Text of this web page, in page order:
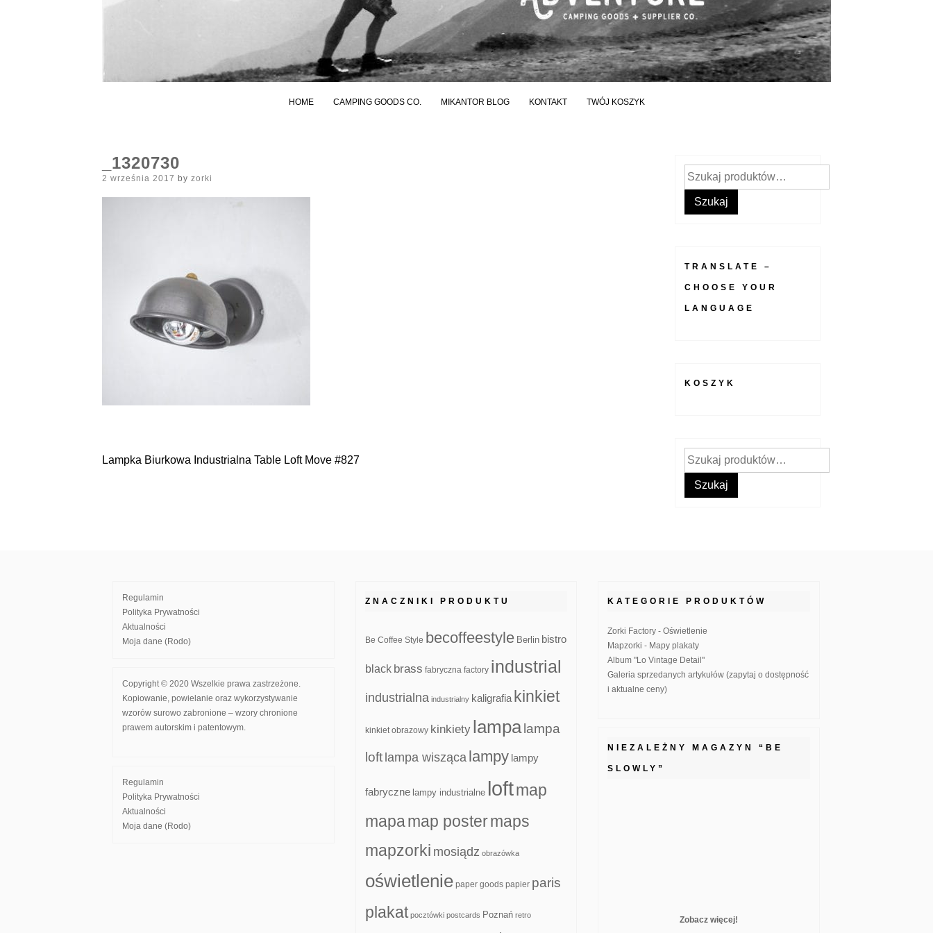
HOME CAMPING GOODS CO. MIKANTOR BLOG KONTAKT TWÓJ KOSZYK
_1320730
Posted
2 września 2017 by zorki
Nawigacja
Lampka Biurkowa Industrialna Table Loft Move #827
Szukaj:
Szukaj
TRANSLATE –
CHOOSE YOUR
LANGUAGE
KOSZYK
Szukaj:
Szukaj
Regulamin
Polityka Prywatności
Aktualności
Moja dane (Rodo)
Copyright © 2020 Wszelkie prawa zastrzeżone.
Kopiowanie, powielanie oraz wykorzystywanie
wzorów surowo zabronione – wzory chronione
prawem autorskim i patentowym.
Regulamin
Polityka Prywatności
Aktualności
Moja dane (Rodo)
ZNACZNIKI PRODUKTU
Be Coffee Style becoffeestyle Berlin bistro
black brass fabryczna factory industrial
industrialna industrialny kaligrafia kinkiet
kinkiet obrazowy kinkiety lampa lampa
loft lampa wisząca lampy lampy
fabryczne lampy industrialne loftmap
mapamap postermaps
mapzorki mosiądz obrazówka
oświetlenie paper goods papier paris
plakat pocztówki postcards Poznań retro
KATEGORIE PRODUKTÓW
Zorki Factory - Oświetlenie
Mapzorki - Mapy plakaty
Album "Lo Vintage Detail"
Galeria sprzedanych artykułów (zapytaj o dostępność
i aktualne ceny)
NIEZALEŻNY MAGAZYN “BE
SLOWLY”
Zobacz więcej!